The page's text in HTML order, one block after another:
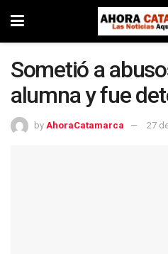
Sometió a
alumna y fue
by AhoraCatamarca 27